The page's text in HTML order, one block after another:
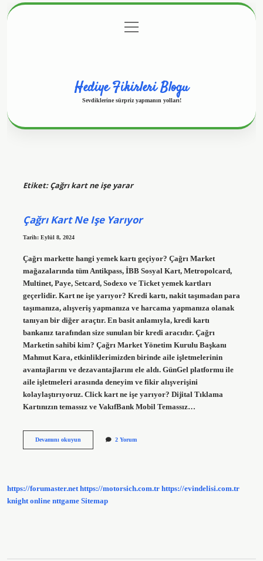
Gizlilik Politikası
menüyü
aç
Hediye Fikirleri Blogu
Sevdiklerine sürpriz yapmanın yolları!
Etiket:Çağrı kart ne işe yarar
Çağrı Kart Ne Işe Yarıyor
Tarih: Eylül 8, 2024
Çağrı markette hangi yemek kartı geçiyor? Çağrı Market
mağazalarında tüm Antikpass, İBB Sosyal Kart, Metropolcard,
Multinet, Paye, Setcard, Sodexo ve Ticket yemek kartları
geçerlidir. Kart ne işe yarıyor? Kredi kartı, nakit taşımadan para
taşımanıza, alışveriş yapmanıza ve harcama yapmanıza olanak
tanıyan bir diğer araçtır. En basit anlamıyla, kredi kartı
bankanız tarafından size sunulan bir kredi aracıdır. Çağrı
Marketin sahibi kim? Çağrı Market Yönetim Kurulu Başkanı
Mahmut Kara, etkinliklerimizden birinde aile işletmelerinin
avantajlarını ve dezavantajlarını ele aldı. GünGel platformu ile
aile işletmeleri arasında deneyim ve fikir alışverişini
kolaylaştırıyoruz. Click kart ne işe yarıyor? Dijital Tıklama
Kartınızın temassız ve VakıfBank Mobil Temassız…
Devamını okuyunÇağrı
2 Yorum
https://forumaster.net https://motorsich.com.tr https://evindelisi.com.tr
knight online nttgame Sitemap